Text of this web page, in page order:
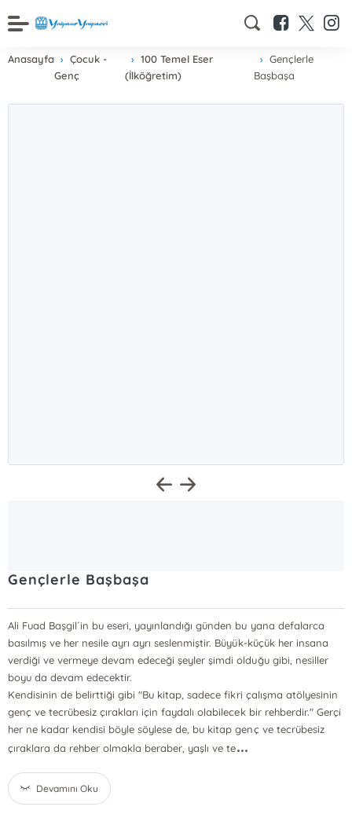
Anasayfa
Çocuk -
Genç
100 Temel Eser
(İlköğretim)
Gençlerle
Başbaşa
Gençlerle Başbaşa
Ali Fuad Başgil´in bu eseri, yayınlandığı günden bu yana defalarca
basılmış ve her nesile ayrı ayrı seslenmiştir. Büyük-küçük her insana
verdiği ve vermeye devam edeceği şeyler şimdi olduğu gibi, nesiller
boyu da devam edecektir.
Kendisinin de belirttiği gibi "Bu kitap, sadece fikri çalışma atölyesinin
genç ve tecrübesiz çırakları için faydalı olabilecek bir rehberdir." Gerçi
her ne kadar kendisi böyle söylese de, bu kitap genç ve tecrübesiz
çıraklara da rehber olmakla beraber, yaşlı ve te...
Devamını Oku